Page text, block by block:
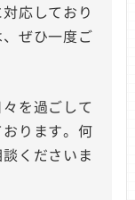
応しており
ぜひ一度ご
を過ごして
ります。何
くださいま